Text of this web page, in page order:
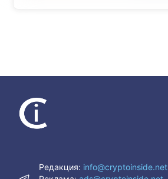
Редакция: info@cryptoinside.net